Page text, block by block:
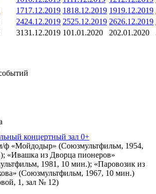
1717.12.2019 1818.12.2019 1919.12.2019
2424.12.2019 2525.12.2019 2626.12.2019
3131.12.2019 101.01.2020 202.01.2020
концертный зал 0+
ф «Мойдодыр» (Союзмультфильм, 1954,
«Ивашка из Дворца пионеров»
1981, 10 мин.); «Паровозик из
(Союзмультфильм, 1967, 10 мин.)
1, зал № 12)